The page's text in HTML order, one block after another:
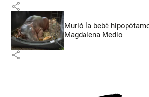
share
Murió la bebé
Magdalena Medio
share